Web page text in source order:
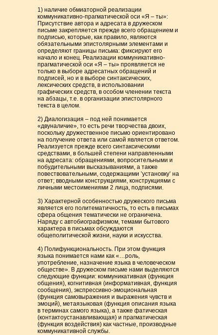
1) наличие обмиаторной реализации
коммуникативно-прагматической оси «Я – ты»:
Присутствие автора и адресата в дружеском
письме закрепляется прежде всего обращением и
подписью, которые, как правило, являются
обязательными эпистолярными элементами и
определяют границы письма: фиксируют его
начало и конец. Реализации коммуникативно-
прагматической оси «Я – ты» проявляется не
только в выборе адресатных обращений и
подписей, но и в выборе синтаксических,
лексических средств, в использовании
графических средств, в особом членении текста
на абзацы, т.е. в организации эпистолярного
текста в целом.
2) Диалогизация – под ней понимается
«двуналичие», то есть речи творчества двоих,
поскольку дружественное письмо ориентировано
на получение ответа или самой является ответом.
Реализуется прежде всего синтаксическими
средствами, в большей степени направленными
на адресата: обращениями, вопросительными и
побудительными высказываниями, а также
повествовательными, содержащими ’установку’ на
ответ; вводными конструкциями, конструкциями с
личными местоимениями 2 лица, подписями.
3) Характерной особенностью дружеского письма
является его политематичность, то есть в письмах
сфера общения тематически не ограничена.
Наряду с автобиографизмом, темами бытового
характера в письмах обсуждаются
общеполитической жизни, науки и искусства.
4) Полифункциональность. При этом функция
языка понимается нами как «…роль,
употребление, назначение языка в человеческом
обществе». В дружеском письме нами выделяются
следующие функции: коммуникативная (функция
общения), когнитивная (информативная, функция
сообщения), экспрессивно-эмоциональная
(функция самовыражения и выражения чувств и
эмоций), метаязыковая (функция описания языка
в терминах самого языка), а также фатическая
(контактоустанавливающая) и прагматическая
(функция воздействия) как частные, производные
коммуникативной службы.